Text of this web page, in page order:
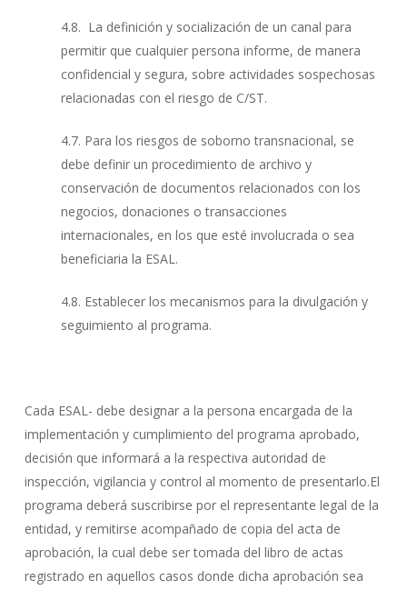
4.8. La definición y socialización de un canal para
permitir que cualquier persona informe, de manera
confidencial y segura, sobre actividades sospechosas
relacionadas con el riesgo de C/ST.
4.7. Para los riesgos de soborno transnacional, se
debe definir un procedimiento de archivo y
conservación de documentos relacionados con los
negocios, donaciones o transacciones
internacionales, en los que esté involucrada o sea
beneficiaria la ESAL.
4.8. Establecer los mecanismos para la divulgación y
seguimiento al programa.
Cada ESAL- debe designar a la persona encargada de la
implementación y cumplimiento del programa aprobado,
decisión que informará a la respectiva autoridad de
inspección, vigilancia y control al momento de presentarlo.El
programa deberá suscribirse por el representante legal de la
entidad, y remitirse acompañado de copia del acta de
aprobación, la cual debe ser tomada del libro de actas
registrado en aquellos casos donde dicha aprobación sea